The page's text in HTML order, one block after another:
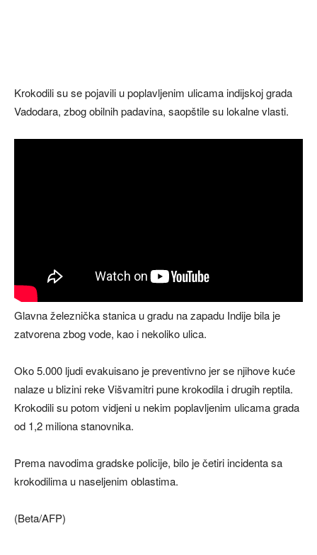
Krokodili su se pojavili u poplavljenim ulicama indijskoj grada
Vadodara, zbog obilnih padavina, saopštile su lokalne vlasti.
Glavna železnička stanica u gradu na zapadu Indije bila je
zatvorena zbog vode, kao i nekoliko ulica.
Oko 5.000 ljudi evakuisano je preventivno jer se njihove kuće
nalaze u blizini reke Višvamitri pune krokodila i drugih reptila.
Krokodili su potom vidjeni u nekim poplavljenim ulicama grada
od 1,2 miliona stanovnika.
Prema navodima gradske policije, bilo je četiri incidenta sa
krokodilima u naseljenim oblastima.
(Beta/AFP)